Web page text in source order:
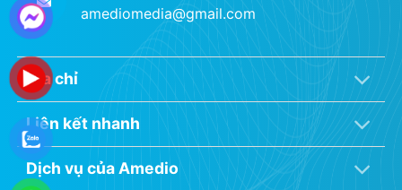
amediomedia@gmail.com
Địa chỉ
Liên kết nhanh
Dịch vụ của Amedio